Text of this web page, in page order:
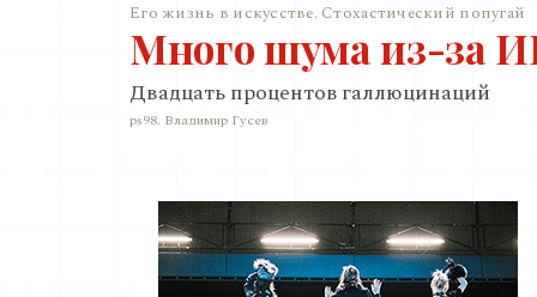
Его жизнь в искусстве. Стохастический попугай
Много шума из-за
Двадцать процентов галлюцинаций
ps98. Владимир Гусев